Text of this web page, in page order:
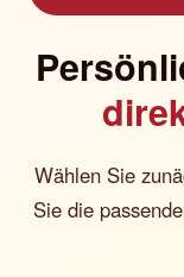
Wählen Sie
Sie die